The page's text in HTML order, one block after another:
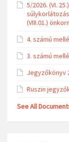
5/2026. (VI.
(VIII.01.)
4. számú
3. számú
Jegyzőkönyv
Ruszin
See All